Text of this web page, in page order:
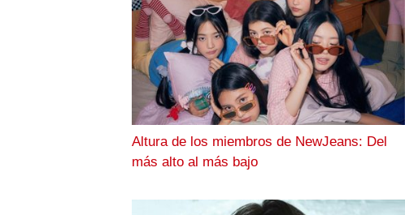
Altura de los miembros de NewJeans: Del
más alto al más bajo